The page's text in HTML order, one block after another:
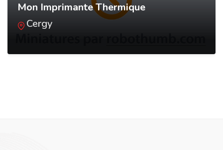
Mon Imprimante Thermique
Cergy